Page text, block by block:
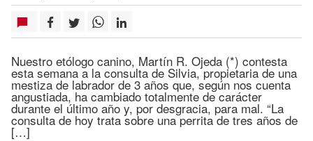
Nuestro etólogo canino, Martín R. Ojeda (*) contesta
esta semana a la consulta de Silvia, propietaria de una
mestiza de labrador de 3 años que, según nos cuenta
angustiada, ha cambiado totalmente de carácter
durante el último año y, por desgracia, para mal. “La
consulta de hoy trata sobre una perrita de tres años de
[…]